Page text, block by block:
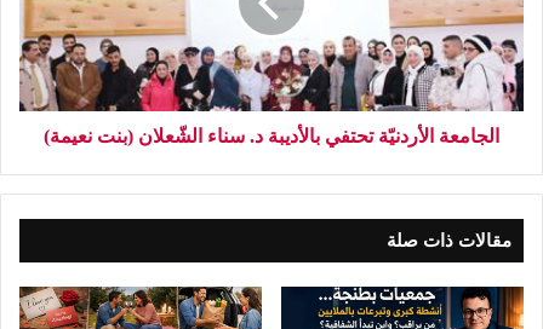
الجامعة الأردنيّة تحتفي بالأديبة د. سناء الشّعلان (بنت نعيمة)
مقالات ذات صلة